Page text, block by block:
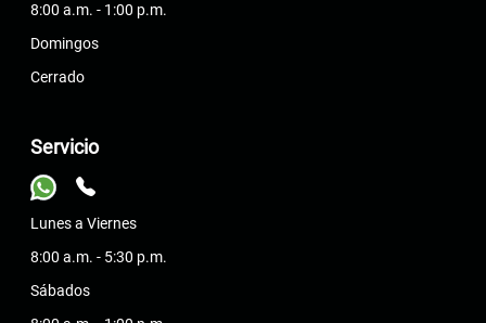
8:00 a.m. - 1:00 p.m.
Domingos
Cerrado
Servicio
Lunes a Viernes
8:00 a.m. - 5:30 p.m.
Sábados